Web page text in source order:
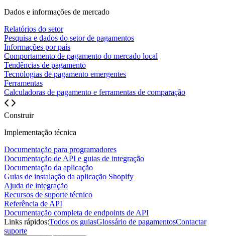
Dados e informações de mercado
Relatórios do setor
Pesquisa e dados do setor de pagamentos
Informações por país
Comportamento de pagamento do mercado local
Tendências de pagamento
Tecnologias de pagamento emergentes
Ferramentas
Calculadoras de pagamento e ferramentas de comparação
Construir
Implementação técnica
Documentação para programadores
Documentação de API e guias de integração
Documentação da aplicação
Guias de instalação da aplicação Shopify
Ajuda de integração
Recursos de suporte técnico
Referência de API
Documentação completa de endpoints de API
Links rápidos:Todos os guiasGlossário de pagamentosContactar
suporte